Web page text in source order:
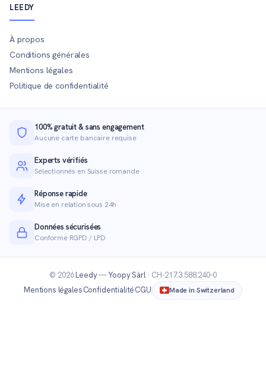
LEEDY
À propos
Conditions générales
Mentions légales
Politique de confidentialité
100% gratuit & sans engagement
Aucune carte bancaire requise
Experts vérifiés
Sélectionnés en Suisse romande
Réponse rapide
Mise en relation sous 24h
Données sécurisées
Conforme RGPD / LPD
© 2026Leedy—Yoopy Sàrl· CH-217.3.588.240-0
Mentions légalesConfidentialitéCGU Made in Switzerland